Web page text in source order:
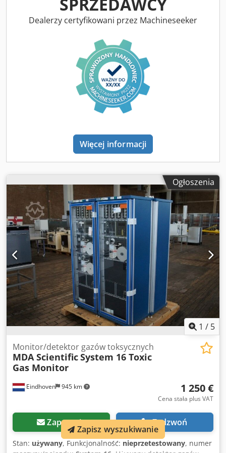
dostawy zgodna z ilustracjami. Zmiany, błędy i sprzedaż w
międzyczasie zastrzeżone.
SPRZEDAWCY
Dealerzy certyfikowani przez Machineseeker
Więcej informacji
Ogłoszenia
1 / 5
Eindhoven 945 km
Monitor/detektor gazów toksycznych
MDA ScientificSystem 16 Toxic
Gas Monitor
1 250 €
Cena stała plus VAT
Zapytania Zadzwoń
Stan: używany, Funkcjonalność: nieprzetestowany, numer
Zapisz wyszukiwanie